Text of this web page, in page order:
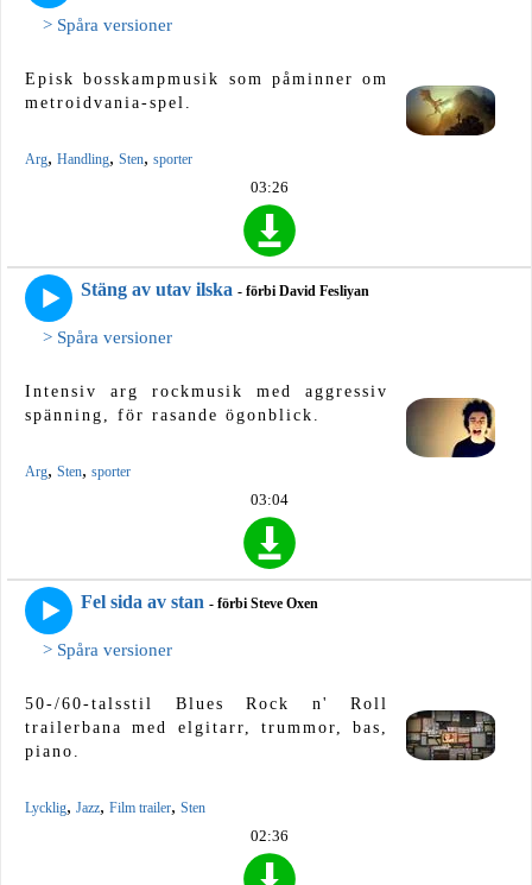
> Spåra versioner
Episk bosskampmusik som påminner om
metroidvania-spel.
Arg, Handling, Sten, sporter
03:26
Stäng av utav ilska - förbi David Fesliyan
> Spåra versioner
Intensiv arg rockmusik med aggressiv
spänning, för rasande ögonblick.
Arg, Sten, sporter
03:04
Fel sida av stan - förbi Steve Oxen
> Spåra versioner
50-/60-talsstil Blues Rock n' Roll
trailerbana med elgitarr, trummor, bas,
piano.
Lycklig, Jazz, Film trailer, Sten
02:36